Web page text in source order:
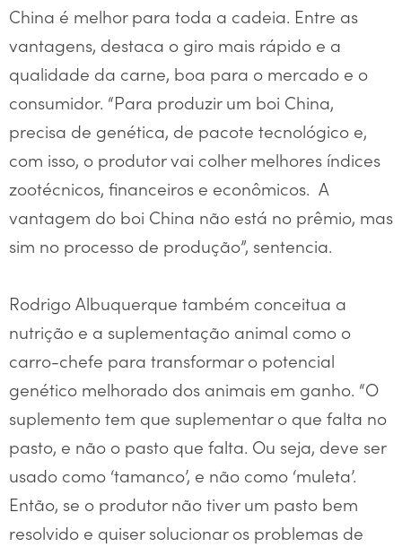
China é melhor para toda a cadeia. Entre as
vantagens, destaca o giro mais rápido e a
qualidade da carne, boa para o mercado e o
consumidor. “Para produzir um boi China,
precisa de genética, de pacote tecnológico e,
com isso, o produtor vai colher melhores índices
zootécnicos, financeiros e econômicos. A
vantagem do boi China não está no prêmio, mas
sim no processo de produção”, sentencia.
Rodrigo Albuquerque também conceitua a
nutrição e a suplementação animal como o
carro-chefe para transformar o potencial
genético melhorado dos animais em ganho. “O
suplemento tem que suplementar o que falta no
pasto, e não o pasto que falta. Ou seja, deve ser
usado como ‘tamanco’, e não como ‘muleta’.
Então, se o produtor não tiver um pasto bem
resolvido e quiser solucionar os problemas de